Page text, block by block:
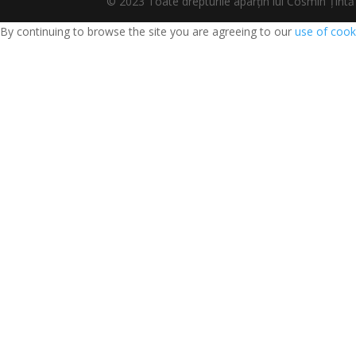
By continuing to browse the site you are agreeing to our use of